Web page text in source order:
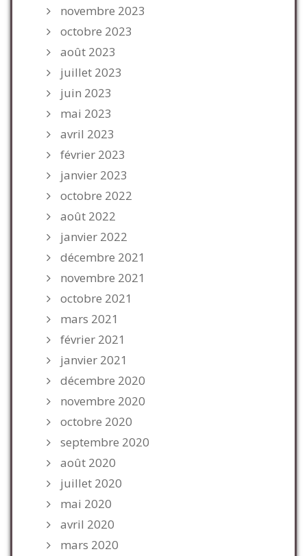
novembre 2023
octobre 2023
août 2023
juillet 2023
juin 2023
mai 2023
avril 2023
février 2023
janvier 2023
octobre 2022
août 2022
janvier 2022
décembre 2021
novembre 2021
octobre 2021
mars 2021
février 2021
janvier 2021
décembre 2020
novembre 2020
octobre 2020
septembre 2020
août 2020
juillet 2020
mai 2020
avril 2020
mars 2020